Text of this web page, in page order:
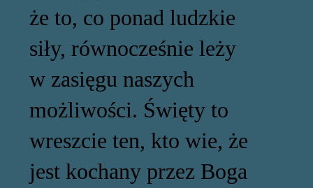
że to, co ponad ludzkie
siły, równocześnie leży
w zasięgu naszych
możliwości. Święty to
wreszcie ten, kto wie, że
jest kochany przez Boga